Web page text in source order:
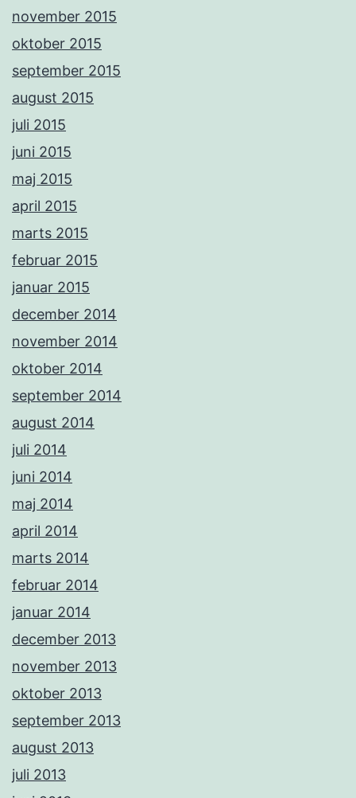
november 2015
oktober 2015
september 2015
august 2015
juli 2015
juni 2015
maj 2015
april 2015
marts 2015
februar 2015
januar 2015
december 2014
november 2014
oktober 2014
september 2014
august 2014
juli 2014
juni 2014
maj 2014
april 2014
marts 2014
februar 2014
januar 2014
december 2013
november 2013
oktober 2013
september 2013
august 2013
juli 2013